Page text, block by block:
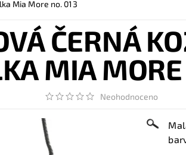
Mia More no. 013
ČERNÁ
MIA
Neohodnoceno